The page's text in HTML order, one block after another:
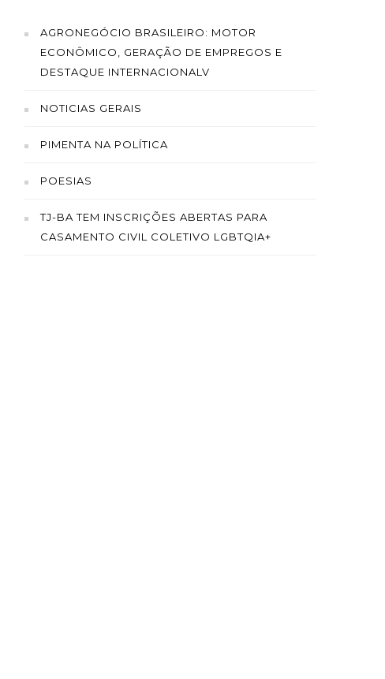
AGRONEGÓCIO BRASILEIRO: MOTOR
ECONÔMICO, GERAÇÃO DE EMPREGOS E
DESTAQUE INTERNACIONALV
NOTICIAS GERAIS
PIMENTA NA POLÍTICA
POESIAS
TJ-BA TEM INSCRIÇÕES ABERTAS PARA
CASAMENTO CIVIL COLETIVO LGBTQIA+